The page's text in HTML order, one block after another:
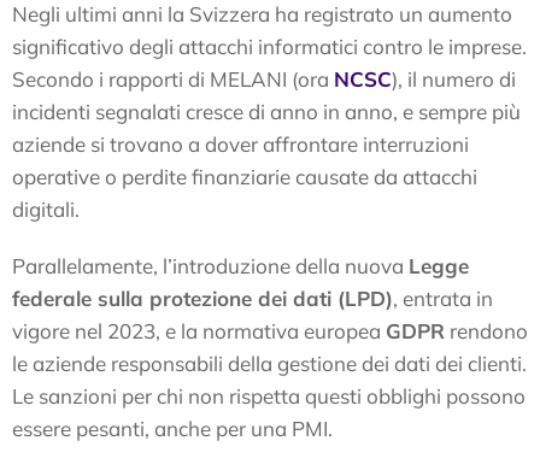
Negli ultimi anni la Svizzera ha registrato un aumento
significativo degli attacchi informatici contro le imprese.
Secondo i rapporti di MELANI (ora NCSC), il numero di
incidenti segnalati cresce di anno in anno, e sempre più
aziende si trovano a dover affrontare interruzioni
operative o perdite finanziarie causate da attacchi
digitali.
Parallelamente, l’introduzione della nuova Legge
federale sulla protezione dei dati (LPD), entrata in
vigore nel 2023, e la normativa europea GDPR rendono
le aziende responsabili della gestione dei dati dei clienti.
Le sanzioni per chi non rispetta questi obblighi possono
essere pesanti, anche per una PMI.